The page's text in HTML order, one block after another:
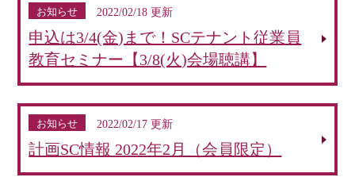
お知らせ 2022/02/18 更新
申込は3/4(金)まで！SCテナント従業員
教育セミナー【3/8(火)会場聴講】
お知らせ 2022/02/17 更新
計画SC情報 2022年2月（会員限定）